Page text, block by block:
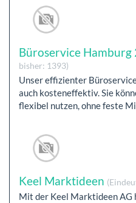
Büroservice Hamburg
bisher: 1393)
Unser effizienter
auch kosteneffektiv. Sie
flexibel nutzen, ohne feste
Keel Marktideen
Mit der Keel Marktideen AG